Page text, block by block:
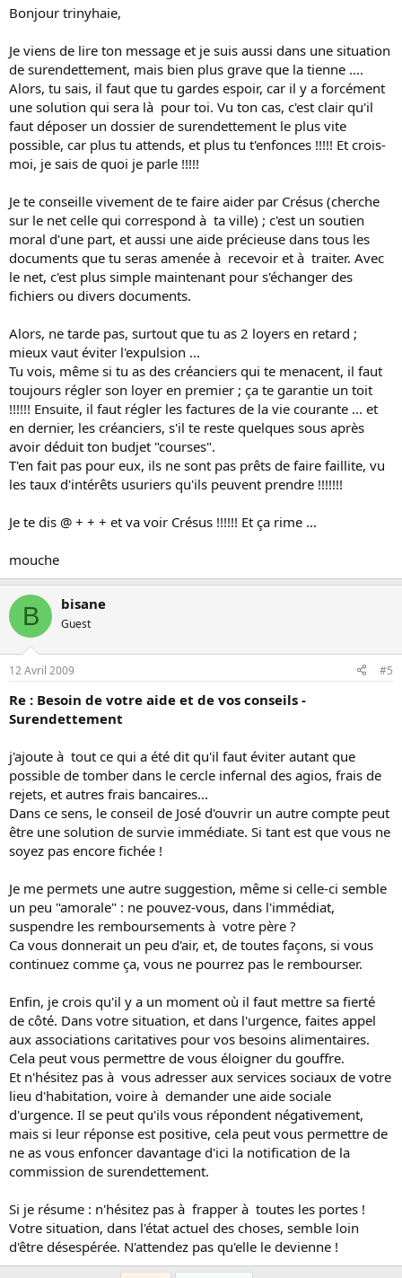
Bonjour trinyhaie,
Je viens de lire ton message et je suis aussi dans une situation
de surendettement, mais bien plus grave que la tienne ....
Alors, tu sais, il faut que tu gardes espoir, car il y a forcément
une solution qui sera là pour toi. Vu ton cas, c'est clair qu'il
faut déposer un dossier de surendettement le plus vite
possible, car plus tu attends, et plus tu t'enfonces !!!!! Et crois-
moi, je sais de quoi je parle !!!!!
Je te conseille vivement de te faire aider par Crésus (cherche
sur le net celle qui correspond à ta ville) ; c'est un soutien
moral d'une part, et aussi une aide précieuse dans tous les
documents que tu seras amenée à recevoir et à traiter. Avec
le net, c'est plus simple maintenant pour s'échanger des
fichiers ou divers documents.
Alors, ne tarde pas, surtout que tu as 2 loyers en retard ;
mieux vaut éviter l'expulsion ...
Tu vois, même si tu as des créanciers qui te menacent, il faut
toujours régler son loyer en premier ; ça te garantie un toit
!!!!!! Ensuite, il faut régler les factures de la vie courante ... et
en dernier, les créanciers, s'il te reste quelques sous après
avoir déduit ton budjet "courses".
T'en fait pas pour eux, ils ne sont pas prêts de faire faillite, vu
les taux d'intérêts usuriers qu'ils peuvent prendre !!!!!!!
Je te dis @ + + + et va voir Crésus !!!!!! Et ça rime ...
mouche
B bisane
Guest
12 Avril 2009 #5
Re : Besoin de votre aide et de vos conseils -
Surendettement
j'ajoute à tout ce qui a été dit qu'il faut éviter autant que
possible de tomber dans le cercle infernal des agios, frais de
rejets, et autres frais bancaires...
Dans ce sens, le conseil de José d'ouvrir un autre compte peut
être une solution de survie immédiate. Si tant est que vous ne
soyez pas encore fichée !
Je me permets une autre suggestion, même si celle-ci semble
un peu "amorale" : ne pouvez-vous, dans l'immédiat,
suspendre les remboursements à votre père ?
Ca vous donnerait un peu d'air, et, de toutes façons, si vous
continuez comme ça, vous ne pourrez pas le rembourser.
Enfin, je crois qu'il y a un moment où il faut mettre sa fierté
de côté. Dans votre situation, et dans l'urgence, faites appel
aux associations caritatives pour vos besoins alimentaires.
Cela peut vous permettre de vous éloigner du gouffre.
Et n'hésitez pas à vous adresser aux services sociaux de votre
lieu d'habitation, voire à demander une aide sociale
d'urgence. Il se peut qu'ils vous répondent négativement,
mais si leur réponse est positive, cela peut vous permettre de
ne as vous enfoncer davantage d'ici la notification de la
commission de surendettement.
Si je résume : n'hésitez pas à frapper à toutes les portes !
Votre situation, dans l'état actuel des choses, semble loin
d'être désespérée. N'attendez pas qu'elle le devienne !